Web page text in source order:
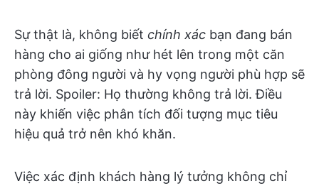
Sự thật là, không biết chính xác bạn đang bán
hàng cho ai giống như hét lên trong một căn
phòng đông người và hy vọng người phù hợp sẽ
trả lời. Spoiler: Họ thường không trả lời. Điều
này khiến việc phân tích đối tượng mục tiêu
hiệu quả trở nên khó khăn.
Việc xác định khách hàng lý tưởng không chỉ